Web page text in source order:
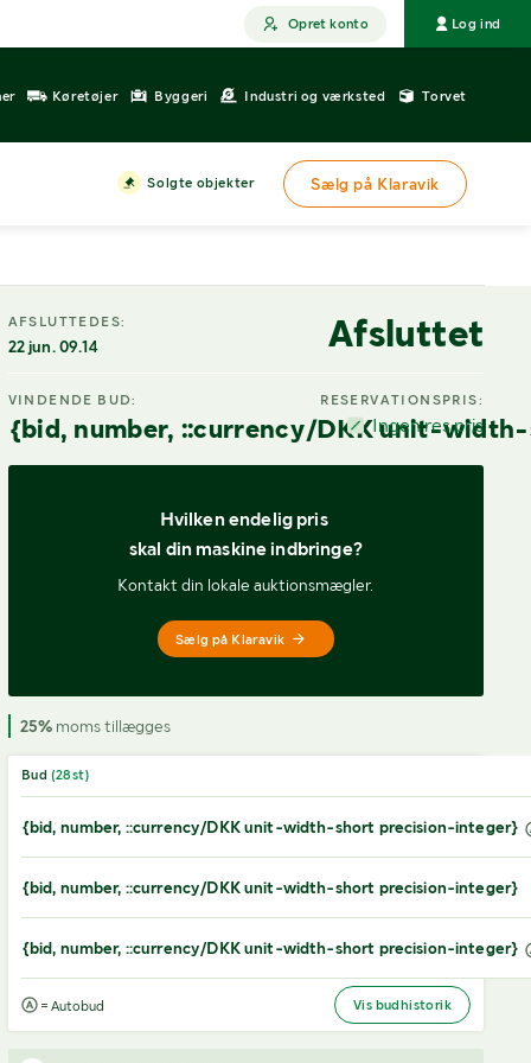
Opret konto Log ind
Køretøjer Byggeri Industri og værksted Torvet
Solgte objekter Sælg på Klaravik
AFSLUTTEDES:
22 jun. 09.14 Afsluttet
VINDENDE BUD:
{bid, number, ::currency/DKK unit-
RESERVATIONSPRIS:
Ingen res.pris
Hvilken endelig pris
skal din maskine indbringe?
Kontakt din lokale auktionsmægler.
Sælg på Klaravik
25%moms tillægges
Bud (28st)
{bid, number, ::currency/DKK unit-width-short precision-integer}
{bid, number, ::currency/DKK unit-width-short precision-integer}
{bid, number, ::currency/DKK unit-width-short precision-integer}
= Autobud Vis budhistorik